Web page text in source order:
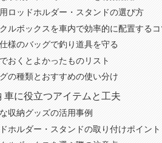
ロッドホルダー・スタンドの選び方
ルボックスを車内で効率的に配置するコ
様のバッグで釣り道具を守る
おくとよかったものリスト
の種類とおすすめの使い分け
車に役立つアイテムと工夫
収納グッズの活用事例
ホルダー・スタンドの取り付けポイント